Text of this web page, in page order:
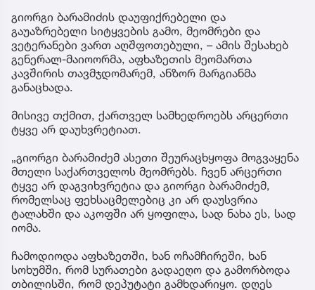
გიორგი ბარამიძის დაუფიქრებელი და
გაუაზრებელი სიტყვების გამო, მეომრები და
ვეტერანები ვართ აღშფოთებული, – ამის შესახებ
გენერალ-მაიოორმა, აფხაზეთის მეომართა
კავშირის თავმჯდომარემ, ანზორ მარგიანმა
განაცხადა.
მისივე თქმით, ქართველ სამხედროებს არცერთი
ტყვე არ დაუხვრეტიათ.
„გიორგი ბარამიძემ ასეთი შეურაცხყოფა მოგვაყენა
მთელი საქართველოს მეომრებს. ჩვენ არცერთი
ტყვე არ დაგვიხვრეტია და გიორგი ბარამიძემ,
რომელსაც ფეხსაცმელებიც კი არ დაუსვრია
ტალახში და აკოფში არ ყოფილა, სად ნახა ეს, სად
იომა.
ჩამოდიოდა აფხაზეთში, ხან ოჩამჩირეში, ხან
სოხუმში, რომ სურათები გადაეღო და გამორბოდა
თბილისში, რომ დეპუტატი გამხდარიყო. დღეს